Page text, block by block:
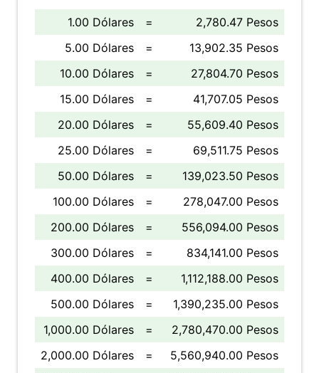
1.00 Dólares =
2,780.47 Pesos
5.00 Dólares
=
13,902.35 Pesos
10.00 Dólares
=
27,804.70 Pesos
15.00 Dólares
=
41,707.05 Pesos
20.00 Dólares
=
55,609.40 Pesos
25.00 Dólares
=
69,511.75 Pesos
50.00 Dólares
=
139,023.50 Pesos
100.00 Dólares
=
278,047.00 Pesos
200.00 Dólares
=
556,094.00 Pesos
300.00 Dólares
=
834,141.00 Pesos
400.00 Dólares
=
1,112,188.00 Pesos
500.00 Dólares
=
1,390,235.00 Pesos
1,000.00 Dólares
=
2,780,470.00 Pesos
2,000.00 Dólares
=
5,560,940.00 Pesos